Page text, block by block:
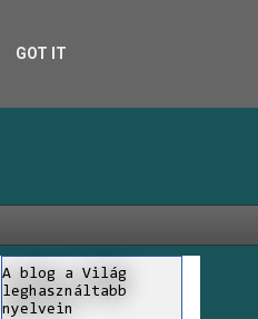
A blog a Világ
leghasználtabb
nyelvein
GOT IT